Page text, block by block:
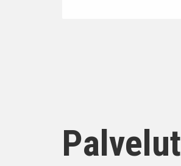
Palvelut